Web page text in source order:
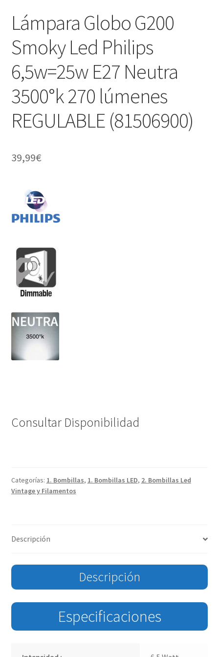
Lámpara Globo G200
Smoky Led Philips
6,5w=25w E27 Neutra
3500°k 270 lúmenes
REGULABLE (81506900)
39,99€
Consultar Disponibilidad
Categorías: 1. Bombillas, 1. Bombillas LED, 2. Bombillas Led
Vintage y Filamentos
Descripción
Descripción
Especificaciones